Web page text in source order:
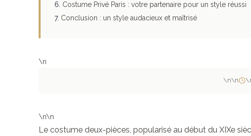
Costume Privé Paris : votre partenaire pour un style réussi
Conclusion : un style audacieux et maîtrisé
\n
\n\n
\n\n
Le costume deux-pièces, popularisé au début du XIXe